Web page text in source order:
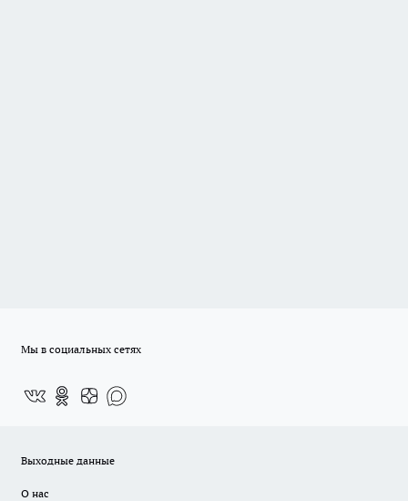
Мы в социальных сетях
Выходные данные
О нас